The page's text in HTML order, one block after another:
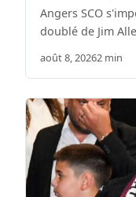
Angers SCO
doublé de Jim
août 8, 20262 min